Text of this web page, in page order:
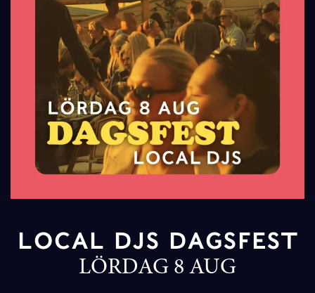
LOCAL DJS DAGSFEST
LÖRDAG 8 AUG